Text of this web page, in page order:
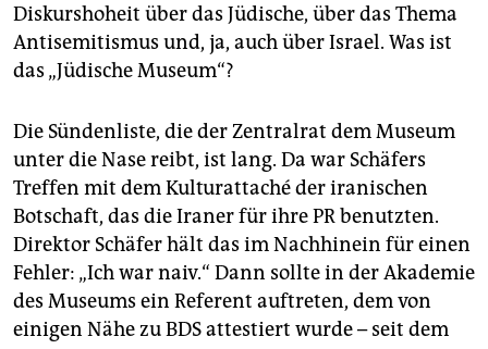
Diskurshoheit über das Jüdische, über das Thema
Antisemitismus und, ja, auch über Israel. Was ist
das „Jüdische Museum“?
Die Sündenliste, die der Zentralrat dem Museum
unter die Nase reibt, ist lang. Da war Schäfers
Treffen mit dem Kulturattaché der iranischen
Botschaft, das die Iraner für ihre PR benutzten.
Direktor Schäfer hält das im Nachhinein für einen
Fehler: „Ich war naiv.“ Dann sollte in der Akademie
des Museums ein Referent auftreten, dem von
einigen Nähe zu BDS attestiert wurde – seit dem